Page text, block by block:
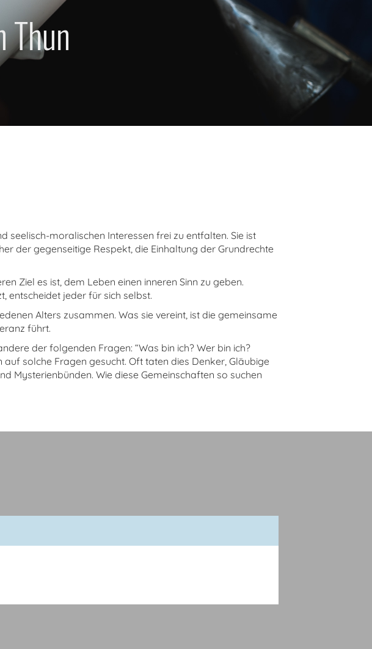
seelisch-moralischen Interessen frei zu entfalten. Sie ist
der gegenseitige Respekt, die Einhaltung der Grundrechte
Ziel es ist, dem Leben einen inneren Sinn zu geben.
entscheidet jeder für sich selbst.
Alters zusammen. Was sie vereint, ist die gemeinsame
führt.
der folgenden Fragen: “Was bin ich? Wer bin ich?
solche Fragen gesucht. Oft taten dies Denker, Gläubige
Mysterienbünden. Wie diese Gemeinschaften so suchen